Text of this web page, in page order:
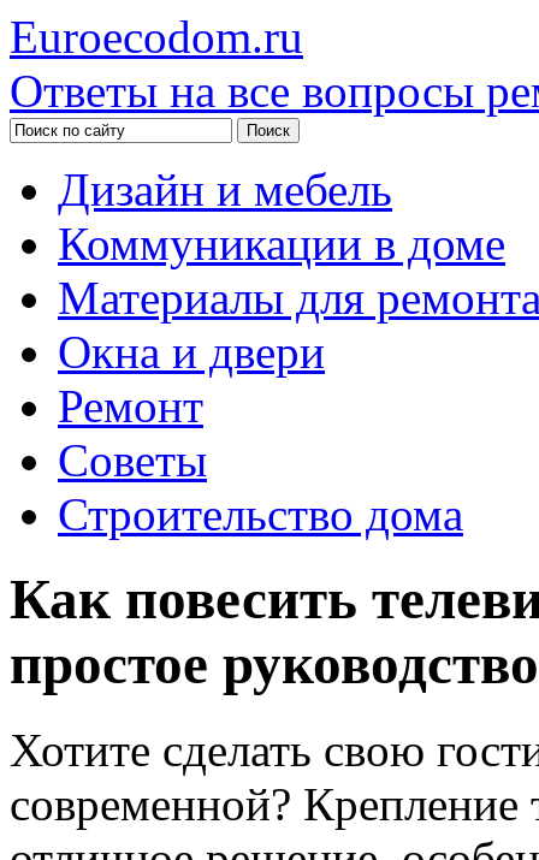
Euroecodom.ru
Ответы на все вопросы
Дизайн и мебель
Коммуникации в доме
Материалы для
Окна и двери
Ремонт
Советы
Строительство дома
Как повесить
простое
Хотите сделать свою
современной? Крепление